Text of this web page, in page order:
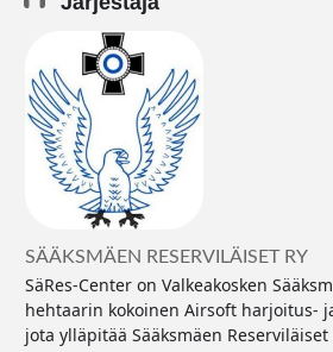
SÄÄKSMÄEN RESERVILÄISET RY
SäRes-Center on Valkeakosken
hehtaarin kokoinen Airsoft harjoitus-
jota ylläpitää Sääksmäen Reserviläiset